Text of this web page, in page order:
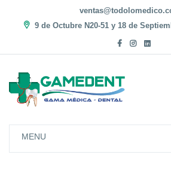
9 de Octubre N20-51 y 18 de
MENU